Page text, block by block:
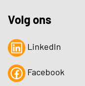
Volg ons
LinkedIn
Facebook